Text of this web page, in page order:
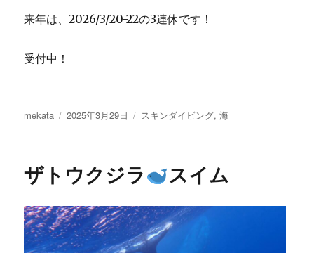
来年は、2026/3/20-22の3連休です！
受付中！
投
mekata
投
2025年3月29日
カ
ー
スキンダイビング,海
ザトウクジラ スイム